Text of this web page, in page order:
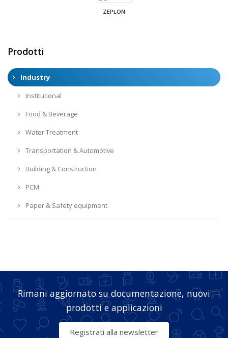
ZEPLON
Prodotti
Industry
Institutional
Food & Beverage
Water Treatment
Transportation & Automotive
Building & Construction
PCM
Paper & Safety equipment
Rimani aggiornato su documentazione, nuovi
prodotti e applicazioni
Registrati alla newsletter